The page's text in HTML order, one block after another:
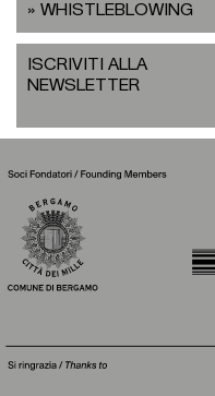
WHISTLEBLOWING
ISCRIVITI ALLA
NEWSLETTER